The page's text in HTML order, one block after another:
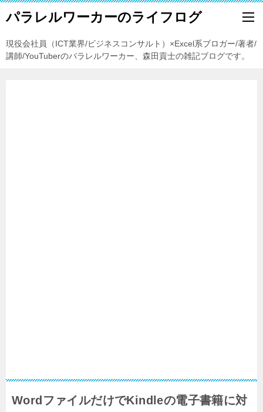
パラレルワーカーのライフログ
現役会社員（ICT業界/ビジネスコンサルト）×Excel系ブロガー/著者/
講師/YouTuberのパラレルワーカー、森田貢士の雑記ブログです。
WordファイルだけでKindleの電子書籍に対